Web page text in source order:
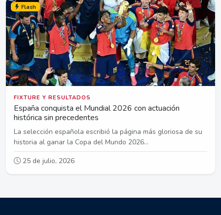
Flash
FIXTURE Y RESULTADOS
España conquista el Mundial 2026 con actuación
histórica sin precedentes
La selección española escribió la página más gloriosa de su
historia al ganar la Copa del Mundo 2026...
25 de julio, 2026